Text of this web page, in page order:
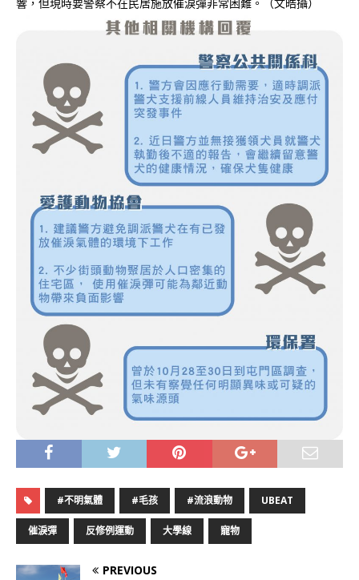
#不明氣體 #毛孩 #流浪動物 UBEAT
催淚彈 反修例運動 大學線 寵物
PREVIOUS